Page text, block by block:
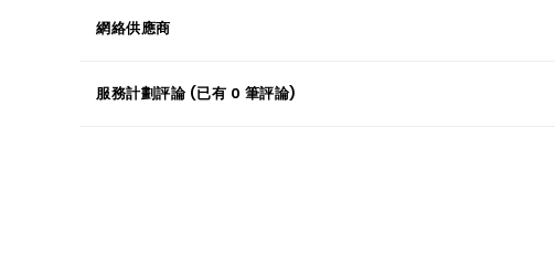
網絡供應商
服務計劃評論 (已有 0 筆評論)